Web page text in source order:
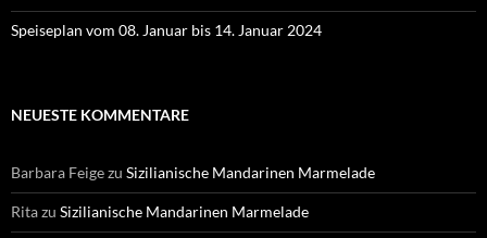
Speiseplan vom 08. Januar bis 14. Januar 2024
NEUESTE KOMMENTARE
Barbara Feigezu Sizilianische Mandarinen Marmelade
Ritazu Sizilianische Mandarinen Marmelade